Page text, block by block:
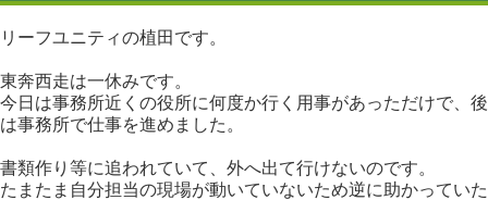
リーフユニティの植田です。
東奔西走は一休みです。
今日は事務所近くの役所に何度か行く用事があっただけで、後
は事務所で仕事を進めました。
書類作り等に追われていて、外へ出て行けないのです。
たまたま自分担当の現場が動いていないため逆に助かっていた